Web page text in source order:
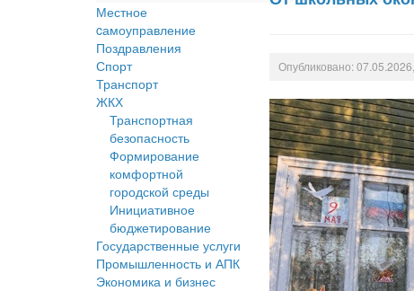
Местное
cамоуправление
Поздравления
Спорт
Транспорт
ЖКХ
Транспортная
безопасность
Формирование
комфортной
городской среды
Инициативное
бюджетирование
Государственные услуги
Промышленность и АПК
Экономика и бизнес
Опубликовано: